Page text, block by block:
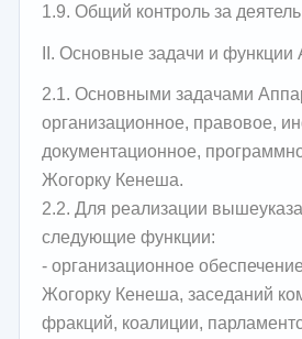
1.9. Общий контроль за
II. Основные задачи и функции
2.1. Основными задачами
организационное, правовое,
документационное,
Жогорку Кенеша.
2.2. Для реализации
следующие функции:
- организационное
Жогорку Кенеша, заседаний
фракций, коалиции,